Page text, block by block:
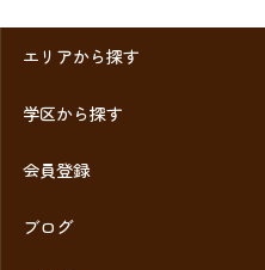
エリアから探す
学区から探す
会員登録
ブログ